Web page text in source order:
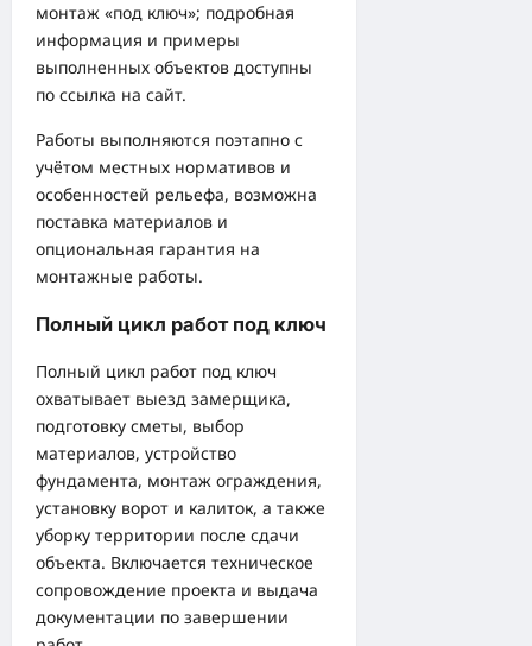
монтаж «под ключ»; подробная
информация и примеры
выполненных объектов доступны
по ссылка на сайт.
Работы выполняются поэтапно с
учётом местных нормативов и
особенностей рельефа, возможна
поставка материалов и
опциональная гарантия на
монтажные работы.
Полный цикл работ под ключ
Полный цикл работ под ключ
охватывает выезд замерщика,
подготовку сметы, выбор
материалов, устройство
фундамента, монтаж ограждения,
установку ворот и калиток, а также
уборку территории после сдачи
объекта. Включается техническое
сопровождение проекта и выдача
документации по завершении